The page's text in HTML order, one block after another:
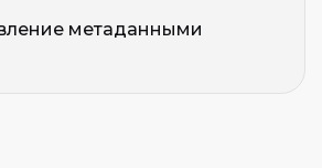
метаданными